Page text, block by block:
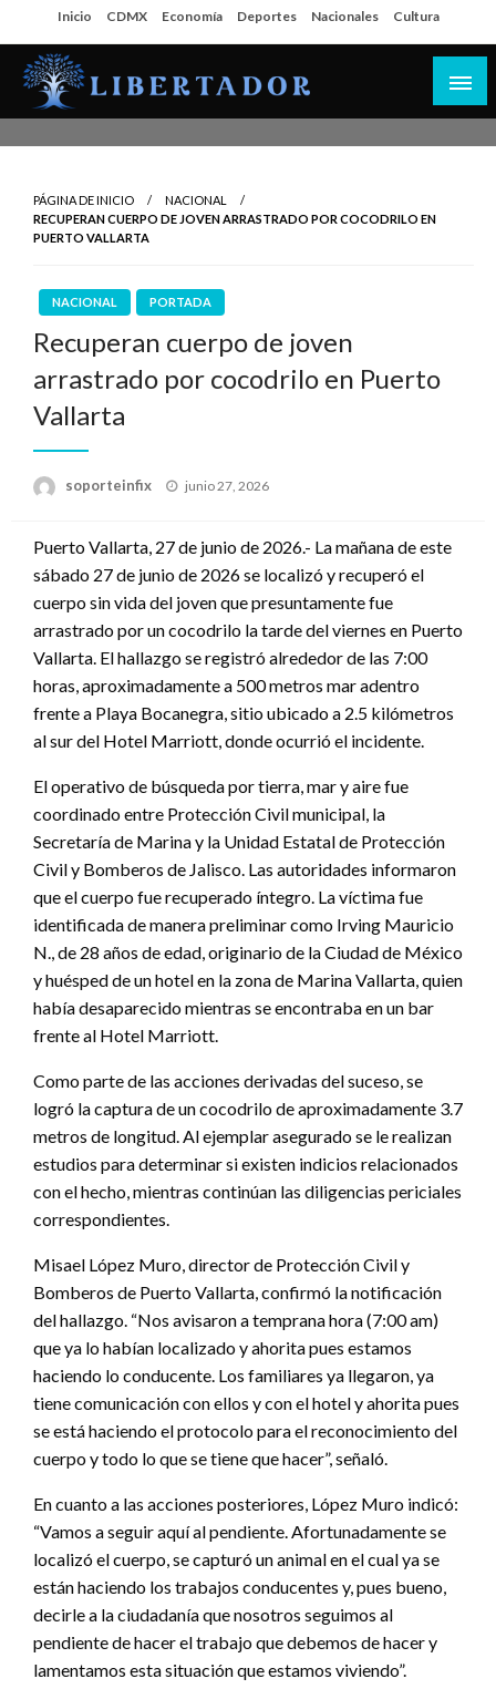
al
contenido
Inicio CDMX Economía Deportes Nacionales Cultura
PÁGINA DE INICIO
NACIONAL
RECUPERAN CUERPO DE JOVEN ARRASTRADO POR COCODRILO EN
PUERTO VALLARTA
NACIONAL PORTADA
Recuperan cuerpo de joven
arrastrado por cocodrilo en Puerto
Vallarta
soporteinfix
Publicado
junio 27, 2026
Puerto Vallarta, 27 de junio de 2026.- La mañana de este
sábado 27 de junio de 2026 se localizó y recuperó el
cuerpo sin vida del joven que presuntamente fue
arrastrado por un cocodrilo la tarde del viernes en Puerto
Vallarta. El hallazgo se registró alrededor de las 7:00
horas, aproximadamente a 500 metros mar adentro
frente a Playa Bocanegra, sitio ubicado a 2.5 kilómetros
al sur del Hotel Marriott, donde ocurrió el incidente.
El operativo de búsqueda por tierra, mar y aire fue
coordinado entre Protección Civil municipal, la
Secretaría de Marina y la Unidad Estatal de Protección
Civil y Bomberos de Jalisco. Las autoridades informaron
que el cuerpo fue recuperado íntegro. La víctima fue
identificada de manera preliminar como Irving Mauricio
N., de 28 años de edad, originario de la Ciudad de México
y huésped de un hotel en la zona de Marina Vallarta, quien
había desaparecido mientras se encontraba en un bar
frente al Hotel Marriott.
Como parte de las acciones derivadas del suceso, se
logró la captura de un cocodrilo de aproximadamente 3.7
metros de longitud. Al ejemplar asegurado se le realizan
estudios para determinar si existen indicios relacionados
con el hecho, mientras continúan las diligencias periciales
correspondientes.
Misael López Muro, director de Protección Civil y
Bomberos de Puerto Vallarta, confirmó la notificación
del hallazgo. “Nos avisaron a temprana hora (7:00 am)
que ya lo habían localizado y ahorita pues estamos
haciendo lo conducente. Los familiares ya llegaron, ya
tiene comunicación con ellos y con el hotel y ahorita pues
se está haciendo el protocolo para el reconocimiento del
cuerpo y todo lo que se tiene que hacer”, señaló.
En cuanto a las acciones posteriores, López Muro indicó:
“Vamos a seguir aquí al pendiente. Afortunadamente se
localizó el cuerpo, se capturó un animal en el cual ya se
están haciendo los trabajos conducentes y, pues bueno,
decirle a la ciudadanía que nosotros seguimos al
pendiente de hacer el trabajo que debemos de hacer y
lamentamos esta situación que estamos viviendo”.